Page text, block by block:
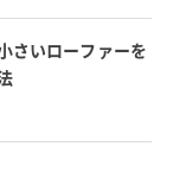
さいローファーを